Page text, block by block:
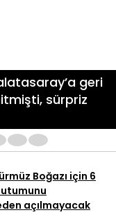
geri
sürpriz
Boğazı için 6
açılmayacak